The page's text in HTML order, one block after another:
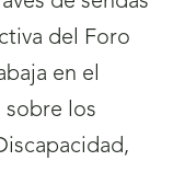
del Foro
en el
sobre los